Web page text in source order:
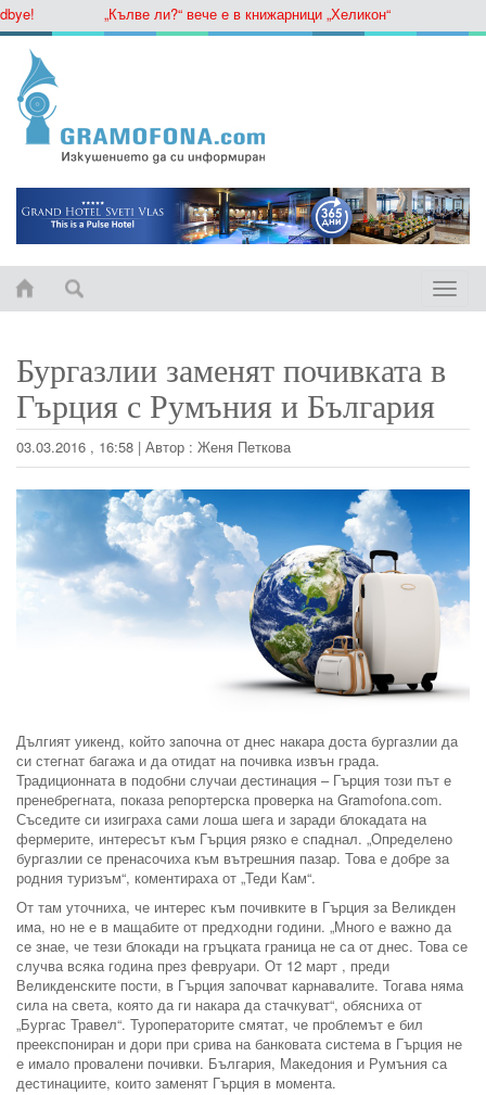
„Кълве ли?“ вече е в книжарници „Хеликон“
Toggle
Бургазлии заменят почивката в
Гърция с Румъния и България
03.03.2016 , 16:58 | Автор : Женя Петкова
Дългият уикенд, който започна от днес накара доста бургазлии да
си стегнат багажа и да отидат на почивка извън града.
Традиционната в подобни случаи дестинация – Гърция този път е
пренебрегната, показа репортерска проверка на Gramofona.com.
Съседите си изиграха сами лоша шега и заради блокадата на
фермерите, интересът към Гърция рязко е спаднал. „Определено
бургазлии се пренасочиха към вътрешния пазар. Това е добре за
родния туризъм“, коментираха от „Теди Кам“.
От там уточниха, че интерес към почивките в Гърция за Великден
има, но не е в мащабите от предходни години. „Много е важно да
се знае, че тези блокади на гръцката граница не са от днес. Това се
случва всяка година през февруари. От 12 март , преди
Великденските пости, в Гърция започват карнавалите. Тогава няма
сила на света, която да ги накара да стачкуват“, обясниха от
„Бургас Травел“. Туроператорите смятат, че проблемът е бил
преекспониран и дори при срива на банковата система в Гърция не
е имало провалени почивки. България, Македония и Румъния са
дестинациите, които заменят Гърция в момента.